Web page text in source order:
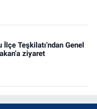
İlçe Teşkilatı’ndan Genel
ziyaret